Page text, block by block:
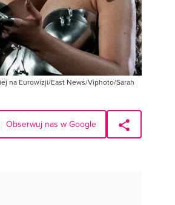
na Eurowizji/East News/Viphoto/Sarah
Obserwuj nas w Google